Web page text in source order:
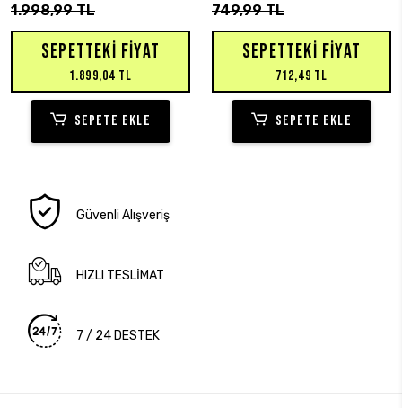
1.998,99 TL
SEPETTEKI FIYAT
1.899,04 TL
SEPETE EKLE
749,99 TL
SEPETTEKI FIYAT
712,49 TL
SEPETE EKLE
Güvenli Alışveriş
HIZLI TESLİMAT
7 / 24 DESTEK